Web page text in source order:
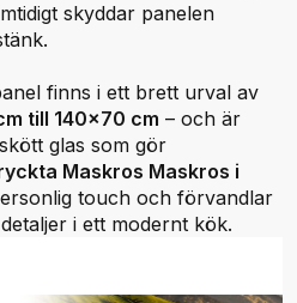
skyddar panelen
finns i ett brett urval av
till 140x70 cm – och är
glas som gör
Maskros Maskros i
touch och förvandlar
i ett modernt kök.